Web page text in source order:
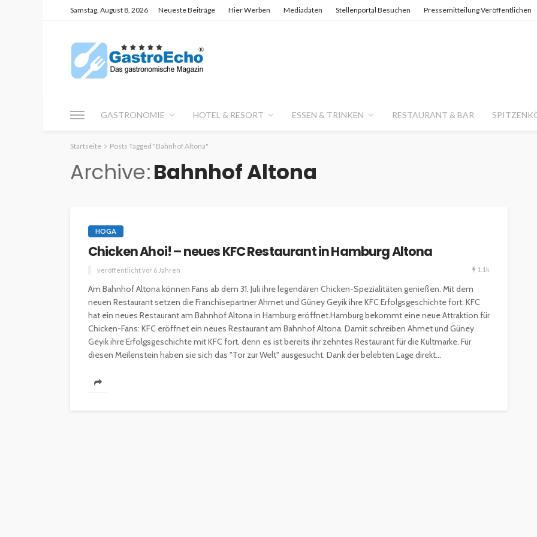
Samstag, August 8, 2026 Neueste Beiträge Hier Werben Mediadaten Stellenportal Besuchen Pressemitteilung Veröffentlichen
GASTRONOMIE HOTEL & RESORT ESSEN & TRINKEN RESTAURANT & BAR
Startseite Posts Tagged "Bahnhof Altona"
Archive Bahnhof Altona
HOGA
Chicken Ahoi! – neues KFC Restaurant in Hamburg Altona
veröffentlicht vor 6 Jahren 1.1k
Am Bahnhof Altona können Fans ab dem 31. Juli ihre legendären Chicken-Spezialitäten genießen. Mit dem
neuen Restaurant setzen die Franchisepartner Ahmet und Güney Geyik ihre KFC Erfolgsgeschichte fort. KFC
hat ein neues Restaurant am Bahnhof Altona in Hamburg eröffnet.Hamburg bekommt eine neue Attraktion für
Chicken-Fans: KFC eröffnet ein neues Restaurant am Bahnhof Altona. Damit schreiben Ahmet und Güney
Geyik ihre Erfolgsgeschichte mit KFC fort, denn es ist bereits ihr zehntes Restaurant für die Kultmarke. Für
diesen Meilenstein haben sie sich das "Tor zur Welt" ausgesucht. Dank der belebten Lage direkt...